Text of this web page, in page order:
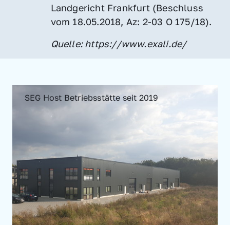
Landgericht Frankfurt (Beschluss
vom 18.05.2018, Az: 2-03 O 175/18).
Quelle: https://www.exali.de/
SEG Host Betriebsstätte seit 2019